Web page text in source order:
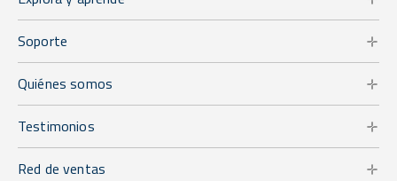
Soporte
Quiénes somos
Testimonios
Red de ventas